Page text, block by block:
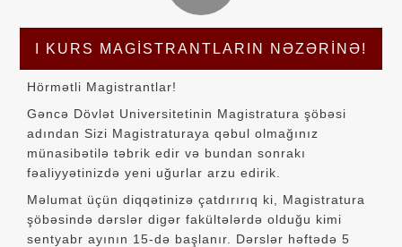
I KURS MAGISTRANTLARIN NƏZƏRINƏ!
Hörmətli Magistrantlar!
Gəncə Dövlət Universitetinin Magistratura şöbəsi
adından Sizi Magistraturaya qəbul olmağınız
münasibətilə təbrik edir və bundan sonrakı
fəaliyyətinizdə yeni uğurlar arzu edirik.
Məlumat üçün diqqətinizə çatdırırıq ki, Magistratura
şöbəsində dərslər digər fakültələrdə olduğu kimi
sentyabr ayının 15-də başlanır. Dərslər həftədə 5